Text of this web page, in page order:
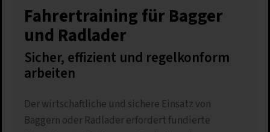
Fahrertraining für Bagger
und Radlader
Sicher, effizient und regelkonform
arbeiten
Der wirtschaftliche und sichere Einsatz von
Baggern oder Radlader erfordert fundierte